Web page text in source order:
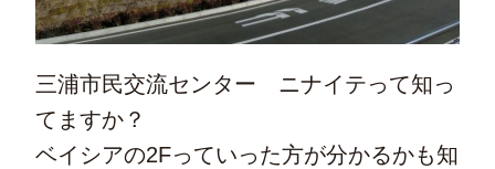
三浦市民交流センター ニナイテって知っ
てますか？
ベイシアの2Fっていった方が分かるかも知